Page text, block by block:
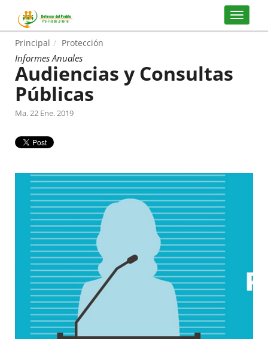
Principal Protección
Informes Anuales
Audiencias y Consultas
Públicas
Ma. 22 Ene. 2019